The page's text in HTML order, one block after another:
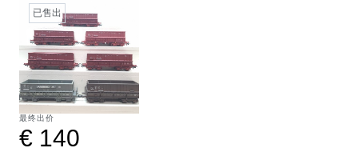
已售出
最终出价
€ 140